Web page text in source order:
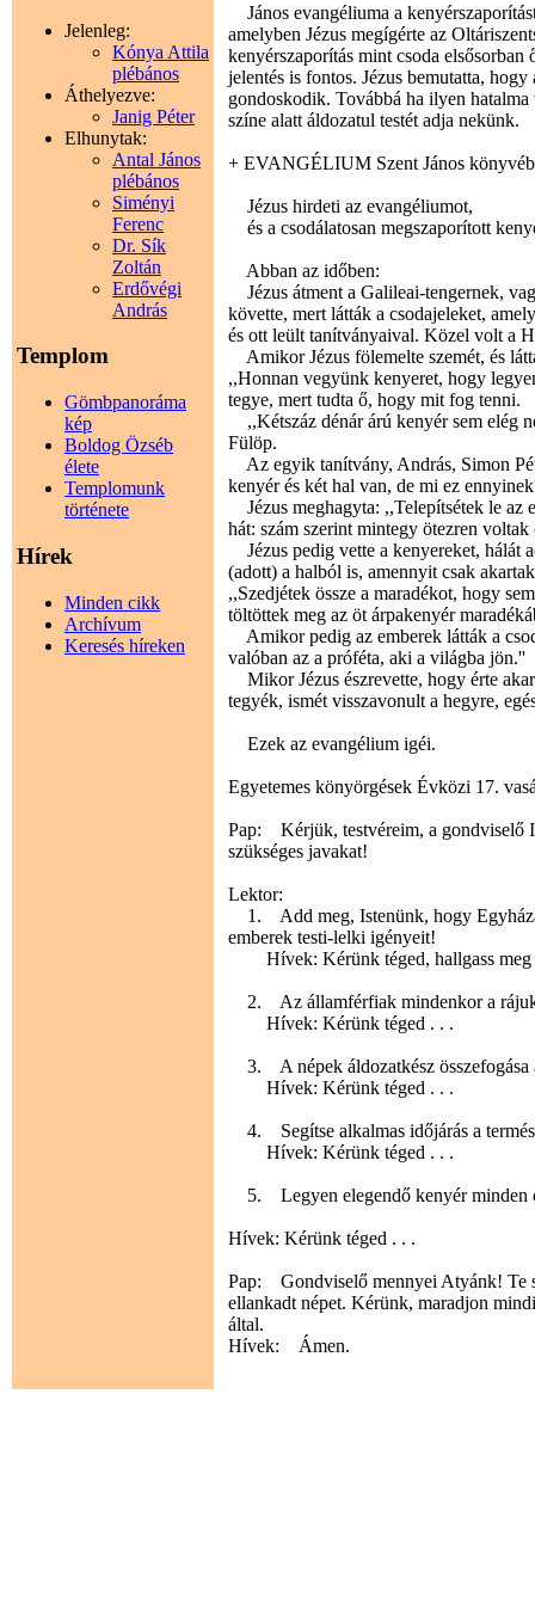
Jelenleg:
Kónya Attila
plébános
Áthelyezve:
Janig Péter
Elhunytak:
Antal János
plébános
Siményi
Ferenc
Dr. Sík
Zoltán
Erdővégi
András
Templom
Gömbpanoráma
kép
Boldog Özséb
élete
Templomunk
története
Hírek
Minden cikk
Archívum
Keresés híreken
János evangéliuma a
amelyben Jézus megígérte az
kenyérszaporítás mint csoda
jelentés is fontos. Jézus bemutatta,
gondoskodik. Továbbá ha ilyen
színe alatt áldozatul testét adja nekünk.
+ EVANGÉLIUM Szent János
Jézus hirdeti az evangéliumot,
és a csodálatosan megszaporított
Abban az időben:
Jézus átment a Galileai-tengernek,
követte, mert látták a csodajeleket,
és ott leült tanítványaival. Közel volt a
Amikor Jézus fölemelte szemét, és
,,Honnan vegyünk kenyeret, hogy
tegye, mert tudta ő, hogy mit fog tenni.
,,Kétszáz dénár árú kenyér sem elég
Fülöp.
Az egyik tanítvány, András, Simon
kenyér és két hal van, de mi ez
Jézus meghagyta: ,,Telepítsétek le az
hát: szám szerint mintegy ötezren
Jézus pedig vette a kenyereket, hálát
(adott) a halból is, amennyit csak
,,Szedjétek össze a maradékot, hogy
töltöttek meg az öt árpakenyér
Amikor pedig az emberek látták a
valóban az a próféta, aki a világba jön.''
Mikor Jézus észrevette, hogy érte
tegyék, ismét visszavonult a hegyre,
Ezek az evangélium igéi.
Egyetemes könyörgések Évközi 17.
Pap: Kérjük, testvéreim, a gondviselő
szükséges javakat!
Lektor:
1. Add meg, Istenünk, hogy
emberek testi-lelki igényeit!
Hívek: Kérünk téged, hallgass meg
2. Az államférfiak mindenkor a rájuk
Hívek: Kérünk téged . . .
3. A népek áldozatkész összefogása
Hívek: Kérünk téged . . .
4. Segítse alkalmas időjárás a termés
Hívek: Kérünk téged . . .
5. Legyen elegendő kenyér minden
Hívek: Kérünk téged . . .
Pap: Gondviselő mennyei Atyánk! Te
ellankadt népet. Kérünk, maradjon
által.
Hívek: Ámen.